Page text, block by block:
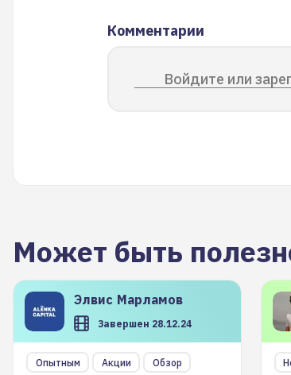
Комментарии
Войдите или
Может быть
Элвис Марламов
Завершен 28.12.24
Опытным Акции Обзор